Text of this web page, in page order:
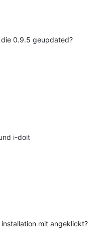
0.9.5 geupdated?
i-doit
mit angeklickt?